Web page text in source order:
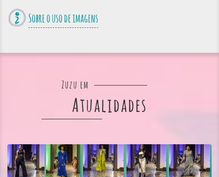
Sobre o uso de imagens
Zuzu em
Atualidades